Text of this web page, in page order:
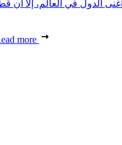
الدول في العالم، إلا أن
more